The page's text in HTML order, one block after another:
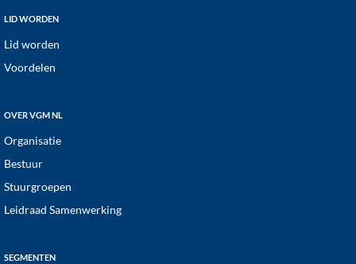
Footer
LID WORDEN
Lid worden
Voordelen
OVER VGM NL
Organisatie
Bestuur
Stuurgroepen
Leidraad Samenwerking
SEGMENTEN